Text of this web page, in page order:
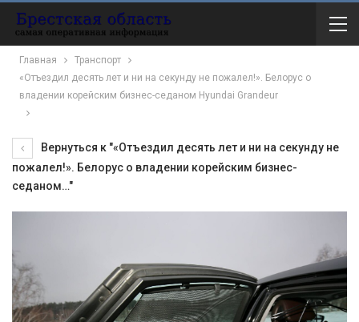
Главная
Транспорт
«Отъездил десять лет и ни на секунду не пожалел!». Белорус о
владении корейским бизнес-седаном Hyundai Grandeur
Вернуться к "«Отъездил десять лет и ни на секунду не
пожалел!». Белорус о владении корейским бизнес-
седаном…"